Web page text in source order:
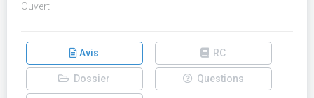
Ouvert
Avis RC
Dossier Questions